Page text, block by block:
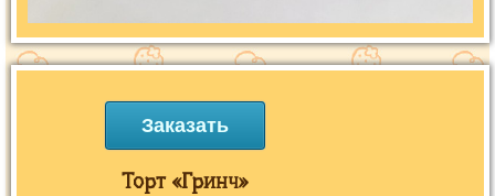
Заказать
Торт «Гринч»